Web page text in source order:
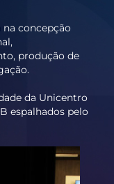
concepção
produção de
da Unicentro
espalhados pelo